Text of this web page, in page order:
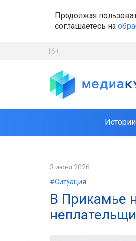
Продолжая
соглашаетесь на
16+
3 июня 2026
#Ситуация
В Прикамье